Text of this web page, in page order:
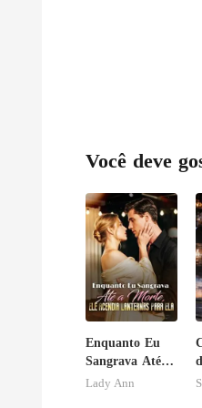
Você deve
Enquanto Eu
Sangrava Até a
Morte, Ele
Lady Ann